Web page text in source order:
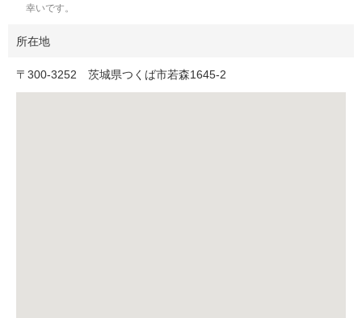
幸いです。
所在地
〒 300-3252 茨城県つくば市若森1645-2